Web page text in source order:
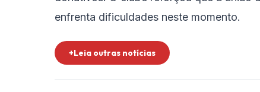
enfrenta dificuldades neste momento.
+Leia outras notícias